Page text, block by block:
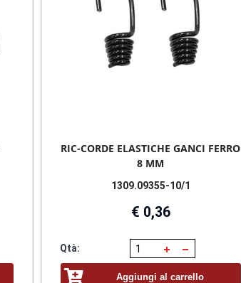
RIC-CORDE ELASTICHE GANCI FERRO
8 MM
1309.09355-10/1
€ 0,36
Qtà:
Aggiungi al carrello